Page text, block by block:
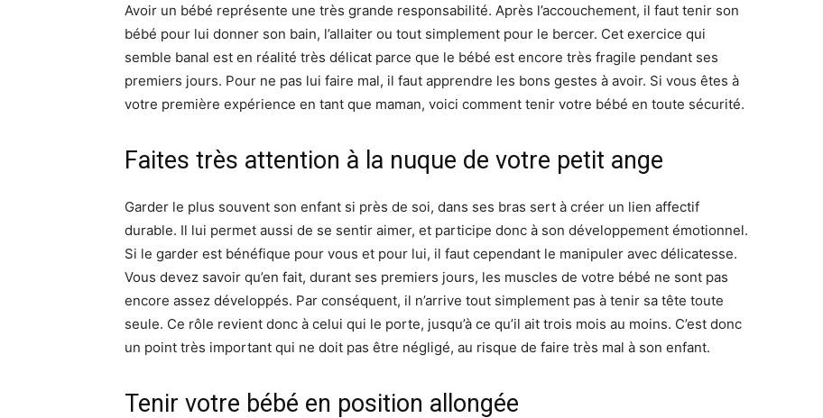
Avoir un bébé représente une très grande responsabilité. Après l’accouchement, il faut tenir son
bébé pour lui donner son bain, l’allaiter ou tout simplement pour le bercer. Cet exercice qui
semble banal est en réalité très délicat parce que le bébé est encore très fragile pendant ses
premiers jours. Pour ne pas lui faire mal, il faut apprendre les bons gestes à avoir. Si vous êtes à
votre première expérience en tant que maman, voici comment tenir votre bébé en toute sécurité.
Faites très attention à la nuque de votre petit ange
Garder le plus souvent son enfant si près de soi, dans ses bras sert à créer un lien affectif
durable. Il lui permet aussi de se sentir aimer, et participe donc à son développement émotionnel.
Si le garder est bénéfique pour vous et pour lui, il faut cependant le manipuler avec délicatesse.
Vous devez savoir qu’en fait, durant ses premiers jours, les muscles de votre bébé ne sont pas
encore assez développés. Par conséquent, il n’arrive tout simplement pas à tenir sa tête toute
seule. Ce rôle revient donc à celui qui le porte, jusqu’à ce qu’il ait trois mois au moins. C’est donc
un point très important qui ne doit pas être négligé, au risque de faire très mal à son enfant.
Tenir votre bébé en position allongée